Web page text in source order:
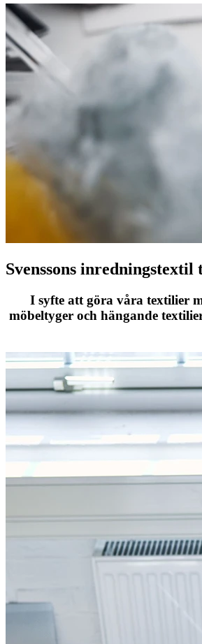
Svenssons
I syfte att göra våra textilier
möbeltyger och hängande